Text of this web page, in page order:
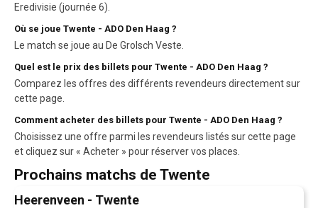
Eredivisie (journée 6).
Où se joue Twente - ADO Den Haag ?
Le match se joue au De Grolsch Veste.
Quel est le prix des billets pour Twente - ADO Den Haag ?
Comparez les offres des différents revendeurs directement sur
cette page.
Comment acheter des billets pour Twente - ADO Den Haag ?
Choisissez une offre parmi les revendeurs listés sur cette page
et cliquez sur « Acheter » pour réserver vos places.
Prochains matchs de Twente
Heerenveen - Twente